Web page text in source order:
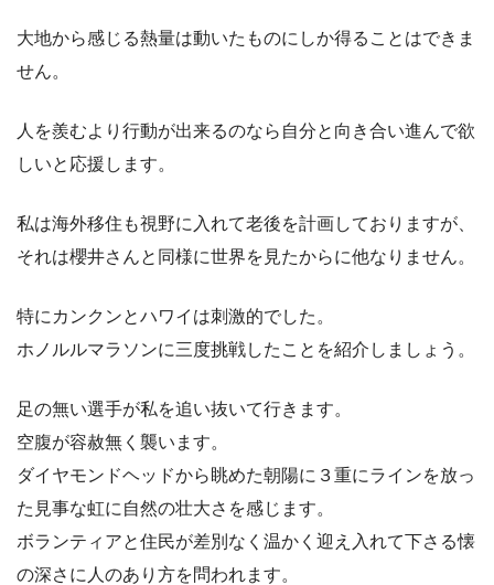
大地から感じる熱量は動いたものにしか得ることはできま
せん。
人を羨むより行動が出来るのなら自分と向き合い進んで欲
しいと応援します。
私は海外移住も視野に入れて老後を計画しておりますが、
それは櫻井さんと同様に世界を見たからに他なりません。
特にカンクンとハワイは刺激的でした。
ホノルルマラソンに三度挑戦したことを紹介しましょう。
足の無い選手が私を追い抜いて行きます。
空腹が容赦無く襲います。
ダイヤモンドヘッドから眺めた朝陽に３重にラインを放っ
た見事な虹に自然の壮大さを感じます。
ボランティアと住民が差別なく温かく迎え入れて下さる懐
の深さに人のあり方を問われます。